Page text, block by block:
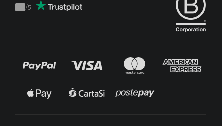
Trustpilot
/5